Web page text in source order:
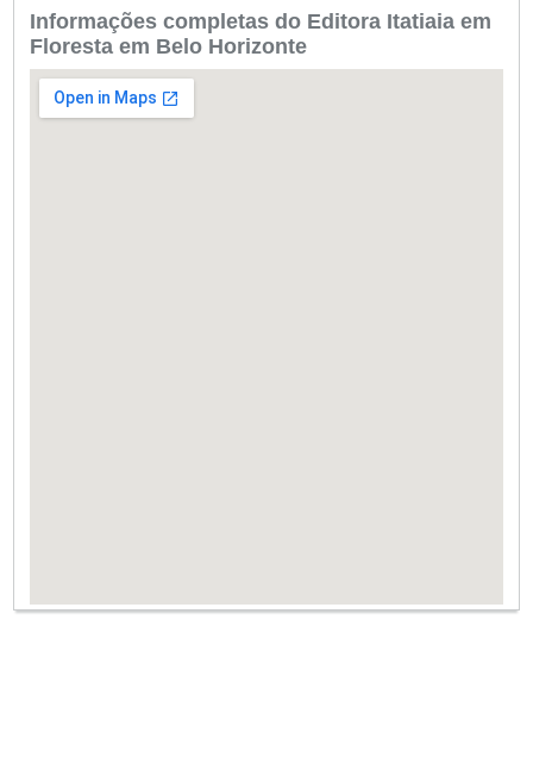
Informações completas do Editora Itatiaia em
Floresta em Belo Horizonte